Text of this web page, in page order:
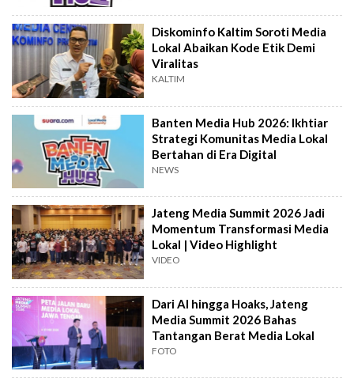
Diskominfo Kaltim Soroti Media
Lokal Abaikan Kode Etik Demi
Viralitas
KALTIM
Banten Media Hub 2026: Ikhtiar
Strategi Komunitas Media Lokal
Bertahan di Era Digital
NEWS
Jateng Media Summit 2026 Jadi
Momentum Transformasi Media
Lokal | Video Highlight
VIDEO
Dari AI hingga Hoaks, Jateng
Media Summit 2026 Bahas
Tantangan Berat Media Lokal
FOTO